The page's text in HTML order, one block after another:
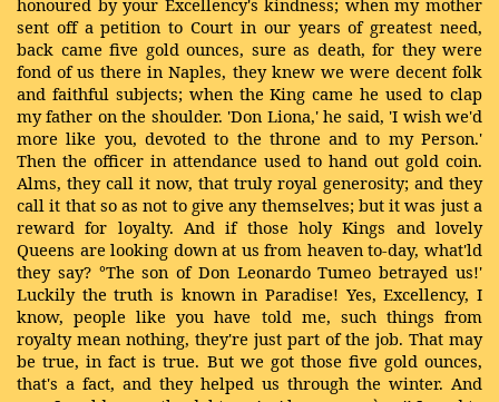
honoured by your Excellency's kindness; when my mother
sent off a petition to Court in our years of greatest need,
back came five gold ounces, sure as death, for they were
fond of us there in Naples, they knew we were decent folk
and faithful subjects; when the King came he used to clap
my father on the shoulder. 'Don Liona,' he said, 'I wish we'd
more like you, devoted to the throne and to my Person.'
Then the officer in attendance used to hand out gold coin.
Alms, they call it now, that truly royal generosity; and they
call it that so as not to give any themselves; but it was just a
reward for loyalty. And if those holy Kings and lovely
Queens are looking down at us from heaven to-day, what'ld
they say? °The son of Don Leonardo Tumeo betrayed us!'
Luckily the truth is known in Paradise! Yes, Excellency, I
know, people like you have told me, such things from
royalty mean nothing, they're just part of the job. That may
be true, in fact is true. But we got those five gold ounces,
that's a fact, and they helped us through the winter. And